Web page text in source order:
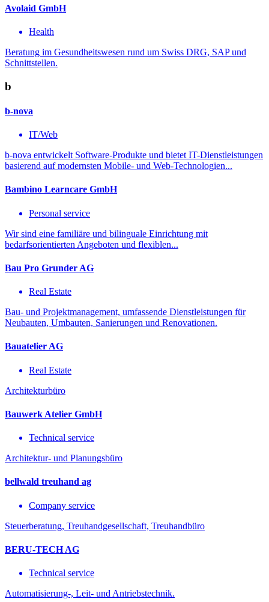
Avolaid GmbH
Health
Beratung im Gesundheitswesen rund um Swiss DRG, SAP und
Schnittstellen.
b
b-nova
IT/Web
b-nova entwickelt Software-Produkte und bietet IT-Dienstleistungen
basierend auf modernsten Mobile- und Web-Technologien...
Bambino Learncare GmbH
Personal service
Wir sind eine familiäre und bilinguale Einrichtung mit
bedarfsorientierten Angeboten und flexiblen...
Bau Pro Grunder AG
Real Estate
Bau- und Projektmanagement, umfassende Dienstleistungen für
Neubauten, Umbauten, Sanierungen und Renovationen.
Bauatelier AG
Real Estate
Architekturbüro
Bauwerk Atelier GmbH
Technical service
Architektur- und Planungsbüro
bellwald treuhand ag
Company service
Steuerberatung, Treuhandgesellschaft, Treuhandbüro
BERU-TECH AG
Technical service
Automatisierung-, Leit- und Antriebstechnik.